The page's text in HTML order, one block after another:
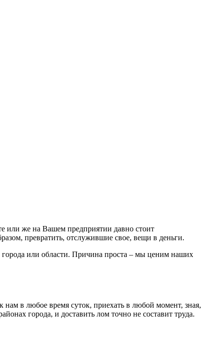
или же на Вашем предприятии давно стоит
превратить, отслужившие свое, вещи в деньги.
или области. Причина проста – мы ценим наших
в любое время суток, приехать в любой момент, зная,
города, и доставить лом точно не составит труда.